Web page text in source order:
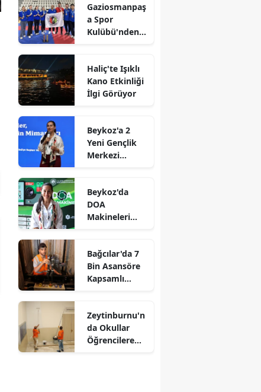
Gaziosmanpaş
a Spor
Kulübü'nden
Haliç'te Işıklı
Kano Etkinliği
İlgi Görüyor
Beykoz'a 2
Yeni Gençlik
Merkezi
Beykoz'da
DOA
Makineleri
Bağcılar'da 7
Bin Asansöre
Kapsamlı
Zeytinburnu'n
da Okullar
Öğrencilere